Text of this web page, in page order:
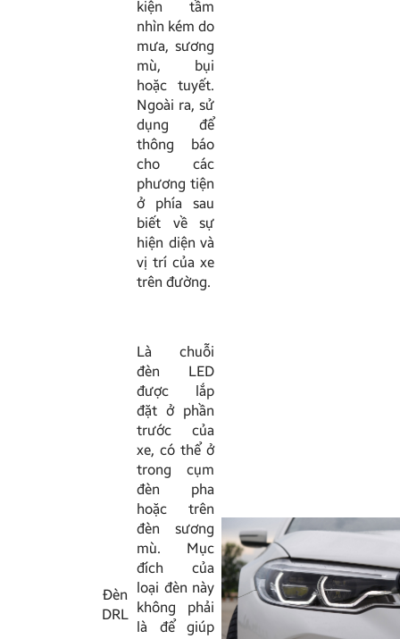
kiện tầm
nhìn kém do
mưa, sương
mù, bụi
hoặc tuyết.
Ngoài ra, sử
dụng để
thông báo
cho các
phương tiện
ở phía sau
biết về sự
hiện diện và
vị trí của xe
trên đường.
Đèn
DRL
Là chuỗi
đèn LED
được lắp
đặt ở phần
trước của
xe, có thể ở
trong cụm
đèn pha
hoặc trên
đèn sương
mù. Mục
đích của
loại đèn này
không phải
là để giúp